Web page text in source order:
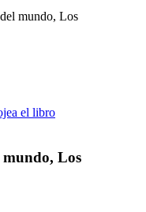
mundo, Los
el libro
mundo, Los